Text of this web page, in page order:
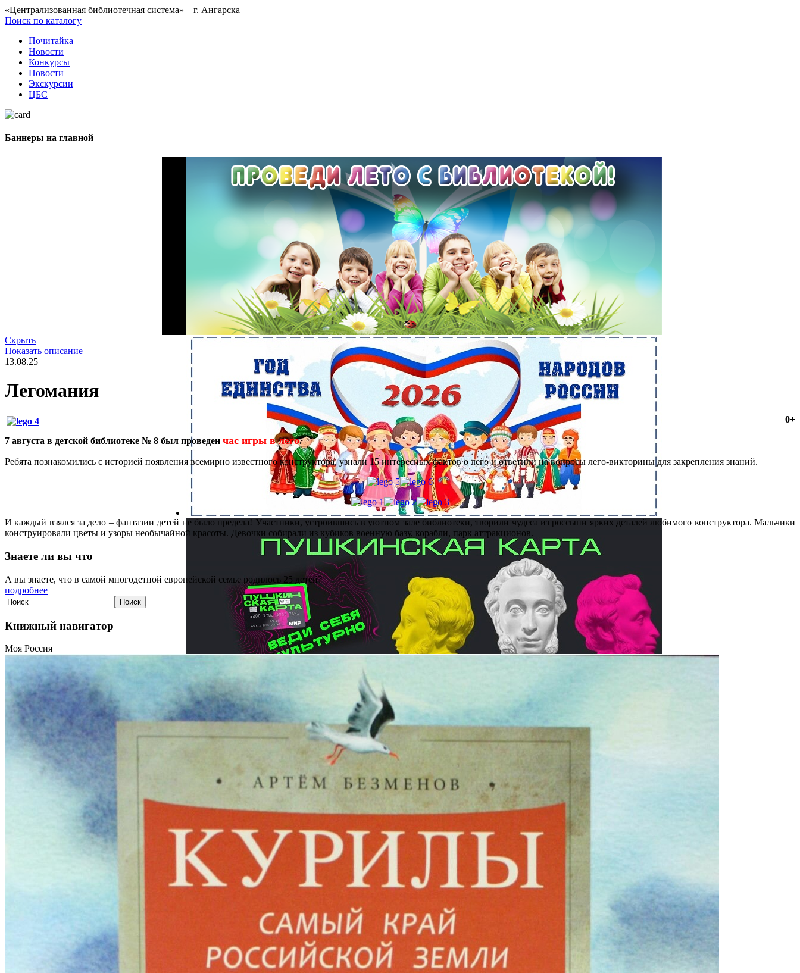
«Централизованная библиотечная система» г. Ангарска
Поиск по каталогу
Почитайка
Новости
Конкурсы
Новости
Экскурсии
ЦБС
Баннеры на главной
Скрыть
Показать описание
13.08.25
Легомания
0+
7 августа в детской библиотеке № 8 был проведен час игры в лего.
Ребята познакомились с историей появления всемирно известного конструктора, узнали 15 интересных фактов о лего и ответили на вопросы лего-викторины для закрепления знаний.
И каждый взялся за дело – фантазии детей не было предела! Участники, устроившись в уютном зале библиотеки, творили чудеса из россыпи ярких деталей любимого конструктора. Мальчики
конструировали цветы и узоры необычайной красоты. Девочки собирали из кубиков военную базу, корабли, парк аттракционов.
Знаете ли вы что
А вы знаете, что в самой многодетной европейской семье родилось 25 детей?
подробнее
Книжный навигатор
Моя Россия